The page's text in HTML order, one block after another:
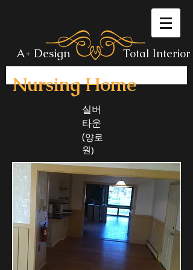
A+ Design Total Interior
Nursing Home
실버
타운
(양로
원)